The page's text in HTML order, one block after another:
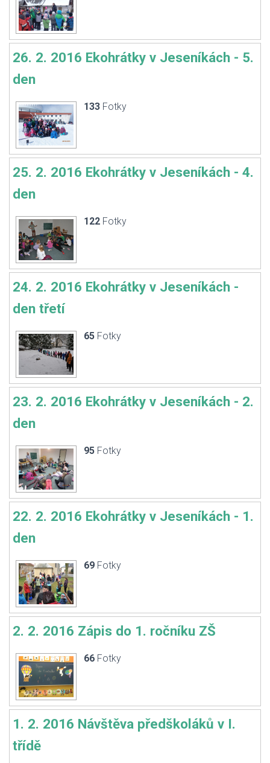
26. 2. 2016 Ekohrátky v Jeseníkách - 5.
den
133 Fotky
25. 2. 2016 Ekohrátky v Jeseníkách - 4.
den
122 Fotky
24. 2. 2016 Ekohrátky v Jeseníkách -
den třetí
65 Fotky
23. 2. 2016 Ekohrátky v Jeseníkách - 2.
den
95 Fotky
22. 2. 2016 Ekohrátky v Jeseníkách - 1.
den
69 Fotky
2. 2. 2016 Zápis do 1. ročníku ZŠ
66 Fotky
1. 2. 2016 Návštěva předškoláků v I.
třídě